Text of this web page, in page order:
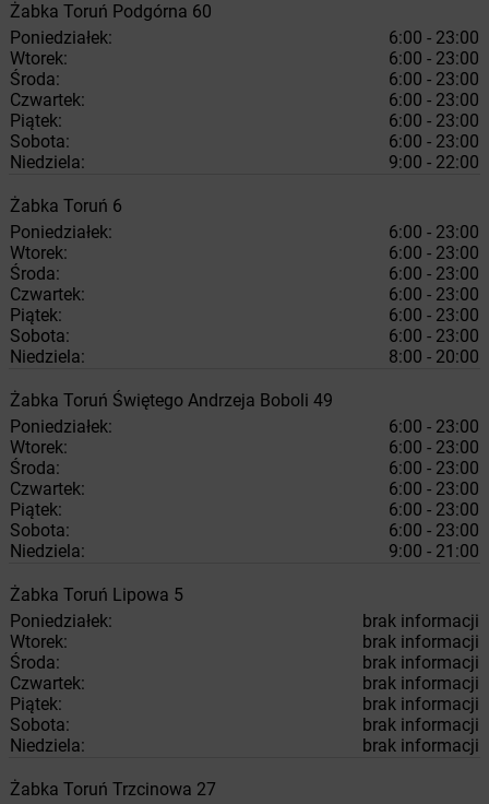
Żabka Toruń Podgórna 60
Poniedziałek:
6:00 - 23:00
Wtorek:
6:00 - 23:00
Środa:
6:00 - 23:00
Czwartek:
6:00 - 23:00
Piątek:
6:00 - 23:00
Sobota:
6:00 - 23:00
Niedziela:
9:00 - 22:00
Żabka Toruń 6
Poniedziałek:
6:00 - 23:00
Wtorek:
6:00 - 23:00
Środa:
6:00 - 23:00
Czwartek:
6:00 - 23:00
Piątek:
6:00 - 23:00
Sobota:
6:00 - 23:00
Niedziela:
8:00 - 20:00
Żabka Toruń Świętego Andrzeja Boboli 49
Poniedziałek:
6:00 - 23:00
Wtorek:
6:00 - 23:00
Środa:
6:00 - 23:00
Czwartek:
6:00 - 23:00
Piątek:
6:00 - 23:00
Sobota:
6:00 - 23:00
Niedziela:
9:00 - 21:00
Żabka Toruń Lipowa 5
Poniedziałek:
brak informacji
Wtorek:
brak informacji
Środa:
brak informacji
Czwartek:
brak informacji
Piątek:
brak informacji
Sobota:
brak informacji
Niedziela:
brak informacji
Żabka Toruń Trzcinowa 27